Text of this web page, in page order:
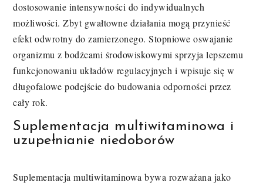
dostosowanie intensywności do indywidualnych
możliwości. Zbyt gwałtowne działania mogą przynieść
efekt odwrotny do zamierzonego. Stopniowe oswajanie
organizmu z bodźcami środowiskowymi sprzyja lepszemu
funkcjonowaniu układów regulacyjnych i wpisuje się w
długofalowe podejście do budowania odporności przez
cały rok.
Suplementacja multiwitaminowa i
uzupełnianie niedoborów
Suplementacja multiwitaminowa bywa rozważana jako